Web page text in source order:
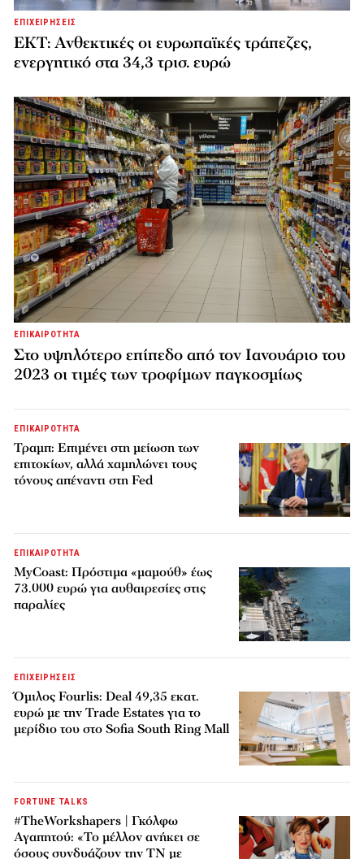
ΕΠΙΧΕΙΡΗΣΕΙΣ
ΕΚΤ: Ανθεκτικές οι ευρωπαϊκές τράπεζες,
ενεργητικό στα 34,3 τρισ. ευρώ
ΕΠΙΚΑΙΡΟΤΗΤΑ
Στο υψηλότερο επίπεδο από τον Ιανουάριο του
2023 οι τιμές των τροφίμων παγκοσμίως
ΕΠΙΚΑΙΡΟΤΗΤΑ
Τραμπ: Επιμένει στη μείωση των
επιτοκίων, αλλά χαμηλώνει τους
τόνους απέναντι στη Fed
ΕΠΙΚΑΙΡΟΤΗΤΑ
MyCoast: Πρόστιμα «μαμούθ» έως
73.000 ευρώ για αυθαιρεσίες στις
παραλίες
ΕΠΙΧΕΙΡΗΣΕΙΣ
Όμιλος Fourlis: Deal 49,35 εκατ.
ευρώ με την Trade Estates για το
μερίδιο του στο Sofia South Ring Mall
FORTUNE TALKS
#TheWorkshapers | Γκόλφω
Αγαπητού: «Το μέλλον ανήκει σε
όσους συνδυάζουν την ΤΝ με